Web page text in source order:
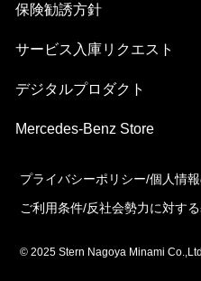
保険勧誘方針
サービス⼊庫リクエスト
デジタルプロダクト
Mercedes-Benz Store
プライバシーポリシー/個⼈情
ご利⽤条件/反社会勢⼒に対す
© 2025 Stern Nagoya Minami